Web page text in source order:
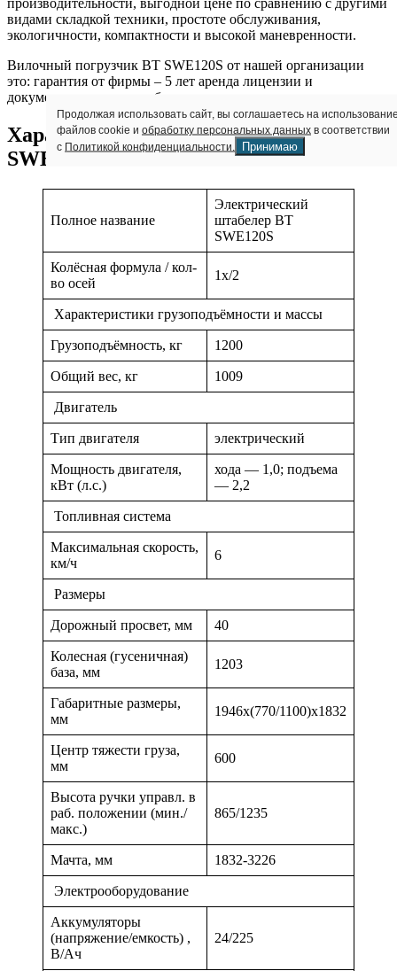
производительности, выгодной цене по сравнению с другими
видами складкой техники, простоте обслуживания,
экологичности, компактности и высокой маневренности.
Вилочный погрузчик BT SWE120S от нашей организации
это: гарантия от фирмы – 5 лет аренда лицензии и
документация все способы оплаты
Характеристики ШТАБЕЛЕР BT
SWE120S
Полное название
Электрический
штабелер BT
SWE120S
Колёсная формула / кол-
во осей
1x/2
Характеристики грузоподъёмности и массы
Грузоподъёмность, кг 1200
Общий вес, кг 1009
Двигатель
Тип двигателя электрический
Мощность двигателя,
кВт (л.с.)
хода — 1,0; подъема
— 2,2
Топливная система
Максимальная скорость,
км/ч
6
Размеры
Дорожный просвет, мм 40
Колесная (гусеничная)
база, мм
1203
Габаритные размеры,
мм
1946x(770/1100)x1832
Центр тяжести груза,
мм
600
Высота ручки управл. в
раб. положении (мин./
макс.)
865/1235
Мачта, мм 1832-3226
Электрооборудование
Аккумуляторы
(напряжение/емкость) ,
В/Ач
24/225
Продолжая использовать сайт, вы соглашаетесь на
файлов cookie и обработку персональных данных в соответствии
с Политикой конфиденциальности. Принимаю